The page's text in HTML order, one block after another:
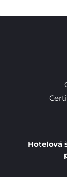
Hotelová